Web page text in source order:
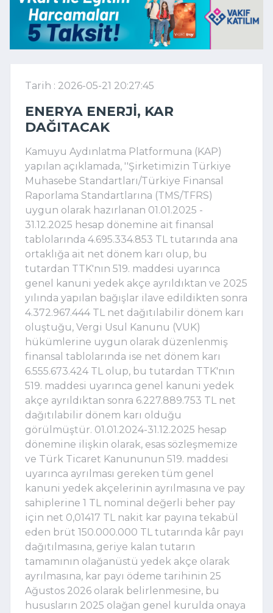
Tarih : 2026-05-21 20:27:45
ENERYA ENERJI, KAR
DAĞITACAK
Kamuyu Aydınlatma Platformuna (KAP)
yapılan açıklamada, ''Şirketimizin Türkiye
Muhasebe Standartları/Türkiye Finansal
Raporlama Standartlarına (TMS/TFRS)
uygun olarak hazırlanan 01.01.2025 -
31.12.2025 hesap dönemine ait finansal
tablolarında 4.695.334.853 TL tutarında ana
ortaklığa ait net dönem karı olup, bu
tutardan TTK'nın 519. maddesi uyarınca
genel kanuni yedek akçe ayrıldıktan ve 2025
yılında yapılan bağışlar ilave edildikten sonra
4.372.967.444 TL net dağıtılabilir dönem karı
oluştuğu, Vergi Usul Kanunu (VUK)
hükümlerine uygun olarak düzenlenmiş
finansal tablolarında ise net dönem karı
6.555.673.424 TL olup, bu tutardan TTK'nın
519. maddesi uyarınca genel kanuni yedek
akçe ayrıldıktan sonra 6.227.889.753 TL net
dağıtılabilir dönem karı olduğu
görülmüştür. 01.01.2024-31.12.2025 hesap
dönemine ilişkin olarak, esas sözleşmemize
ve Türk Ticaret Kanununun 519. maddesi
uyarınca ayrılması gereken tüm genel
kanuni yedek akçelerinin ayrılmasına ve pay
sahiplerine 1 TL nominal değerli beher pay
için net 0,01417 TL nakit kar payına tekabül
eden brüt 150.000.000 TL tutarında kâr payı
dağıtılmasına, geriye kalan tutarın
tamamının olağanüstü yedek akçe olarak
ayrılmasına, kar payı ödeme tarihinin 25
Ağustos 2026 olarak belirlenmesine, bu
hususların 2025 olağan genel kurulda onaya